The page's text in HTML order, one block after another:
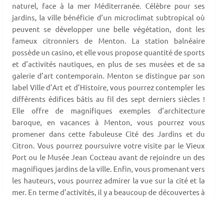
naturel, face à la mer Méditerranée. Célèbre pour ses
jardins, la ville bénéficie d’un microclimat subtropical où
peuvent se développer une belle végétation, dont les
fameux citronniers de Menton. La station balnéaire
possède un casino, et elle vous propose quantité de sports
et d’activités nautiques, en plus de ses musées et de sa
galerie d’art contemporain. Menton se distingue par son
label Ville d’Art et d’Histoire, vous pourrez contempler les
différents édifices bâtis au fil des sept derniers siècles !
Elle offre de magnifiques exemples d’architecture
baroque, en vacances à Menton, vous pourrez vous
promener dans cette fabuleuse Cité des Jardins et du
Citron. Vous pourrez poursuivre votre visite par le Vieux
Port ou le Musée Jean Cocteau avant de rejoindre un des
magnifiques jardins de la ville. Enfin, vous promenant vers
les hauteurs, vous pourrez admirer la vue sur la cité et la
mer. En terme d’activités, il y a beaucoup de découvertes à